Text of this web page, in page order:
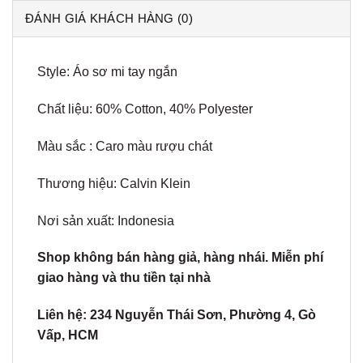
ĐÁNH GIÁ KHÁCH HÀNG (0)
Style: Áo sơ mi tay ngắn
Chất liệu: 60% Cotton, 40% Polyester
Màu sắc : Caro màu rượu chát
Thương hiệu: Calvin Klein
Nơi sản xuất: Indonesia
Shop không bán hàng giả, hàng nhái. Miễn phí
giao hàng và thu tiền tại nhà
Liên hệ: 234 Nguyễn Thái Sơn, Phường 4, Gò
Vấp, HCM